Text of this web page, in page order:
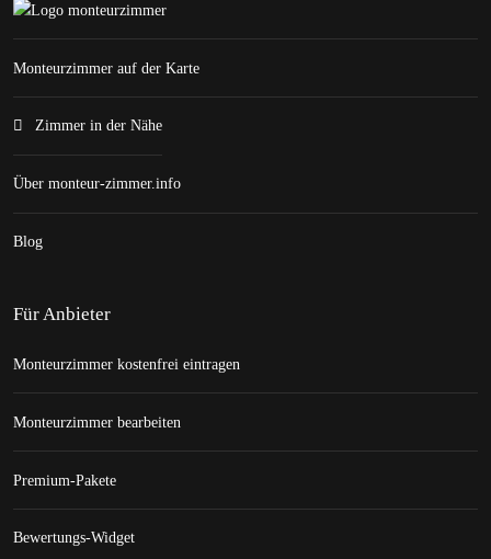
Monteurzimmer auf der Karte
Zimmer in der Nähe
Über monteur-zimmer.info
Blog
Für Anbieter
Monteurzimmer kostenfrei eintragen
Monteurzimmer bearbeiten
Premium-Pakete
Bewertungs-Widget